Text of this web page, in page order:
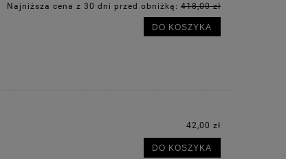
Najniższa cena z 30 dni przed obniżką: 418,00 zł
DO KOSZYKA
42,00 zł
DO KOSZYKA